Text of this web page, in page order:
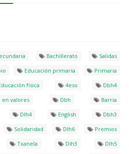
Bachillerato
Salidas
Educación primaria
Primaria
física 4eso
Dbh4
en valores Dbh
Barria
Dlh4 English
Dbh3
Solidaridad Dlh6
Premios
Txanela Dlh3
Dlh5